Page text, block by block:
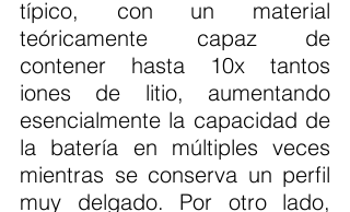
típico, con un material
teóricamente capaz de
contener hasta 10x tantos
iones de litio, aumentando
esencialmente la capacidad de
la batería en múltiples veces
mientras se conserva un perfil
muy delgado. Por otro lado,